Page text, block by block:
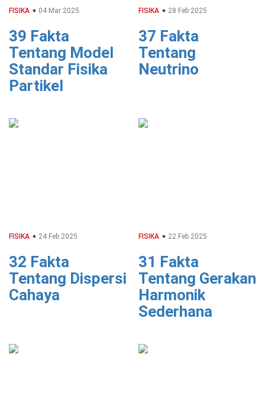
FISIKA 04 Mar 2025
39 Fakta
Tentang Model
Standar Fisika
Partikel
FISIKA 28 Feb 2025
37 Fakta
Tentang
Neutrino
FISIKA 24 Feb 2025
32 Fakta
Tentang Dispersi
Cahaya
FISIKA 22 Feb 2025
31 Fakta
Tentang Gerakan
Harmonik
Sederhana